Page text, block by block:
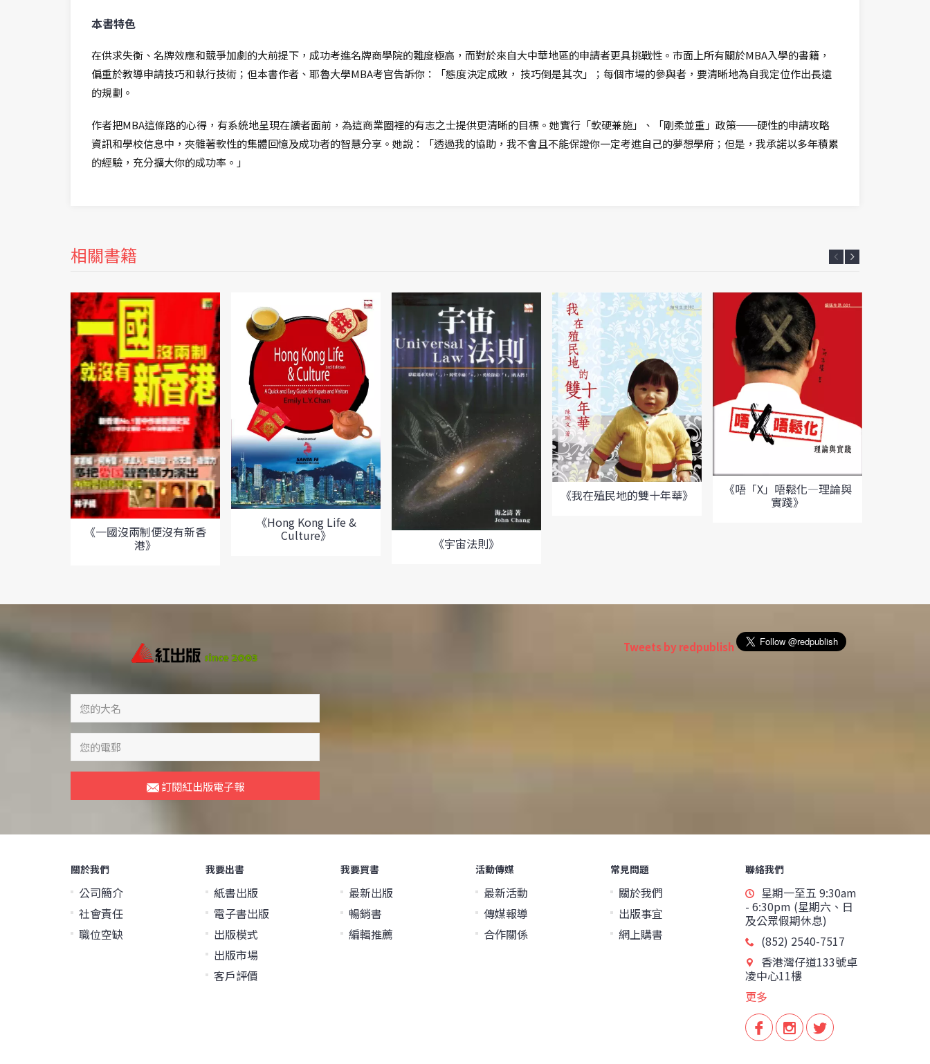
本書特色
在供求失衡、名牌效應和競爭加劇的大前提下，成功考進名牌商學院的難度極高，而對於來自大中華地區的申請者更具挑戰性。市面上所有關於MBA入學的書籍，
偏重於教導申請技巧和執行技術；但本書作者、耶魯大學MBA考官告訴你：「態度決定成敗， 技巧倒是其次」；每個市場的參與者，要清晰地為自我定位作出長遠
的規劃。
作者把MBA這條路的心得，有系統地呈現在讀者面前，為這商業圈裡的有志之士提供更清晰的目標。她實行「軟硬兼施」、「剛柔並重」政策──硬性的申請攻略
資訊和學校信息中，夾雜著軟性的集體回憶及成功者的智慧分享。她說：「透過我的協助，我不會且不能保證你一定考進自己的夢想學府；但是，我承諾以多年積累
的經驗，充分擴大你的成功率。」
相關書籍
《一國沒兩制便沒有新香
港》
《Hong Kong Life &
Culture》 《宇宙法則》
《我在殖民地的雙十年華》 《唔「X」唔鬆化—理論與
實踐》
訂閱紅出版電子報
Tweets by redpublish
關於我們
公司簡介
社會責任
職位空缺
我要出書
紙書出版
電子書出版
出版模式
出版市場
客戶評價
我要買書
最新出版
暢銷書
編輯推薦
活動傳媒
最新活動
傳媒報導
合作關係
常見問題
關於我們
出版事宜
網上購書
聯絡我們
星期一至五 9:30am
- 6:30pm (星期六、日
及公眾假期休息)
(852) 2540-7517
香港灣仔道133號卓
凌中心11樓
更多